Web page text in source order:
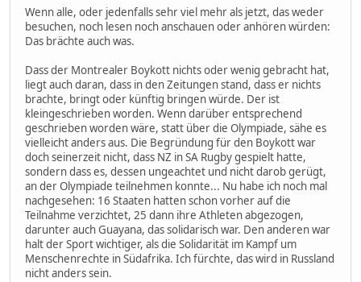
Wenn alle, oder jedenfalls sehr viel mehr als jetzt, das weder
besuchen, noch lesen noch anschauen oder anhören würden:
Das brächte auch was.
Dass der Montrealer Boykott nichts oder wenig gebracht hat,
liegt auch daran, dass in den Zeitungen stand, dass er nichts
brachte, bringt oder künftig bringen würde. Der ist
kleingeschrieben worden. Wenn darüber entsprechend
geschrieben worden wäre, statt über die Olympiade, sähe es
vielleicht anders aus. Die Begründung für den Boykott war
doch seinerzeit nicht, dass NZ in SA Rugby gespielt hatte,
sondern dass es, dessen ungeachtet und nicht darob gerügt,
an der Olympiade teilnehmen konnte... Nu habe ich noch mal
nachgesehen: 16 Staaten hatten schon vorher auf die
Teilnahme verzichtet, 25 dann ihre Athleten abgezogen,
darunter auch Guayana, das solidarisch war. Den anderen war
halt der Sport wichtiger, als die Solidarität im Kampf um
Menschenrechte in Südafrika. Ich fürchte, das wird in Russland
nicht anders sein.